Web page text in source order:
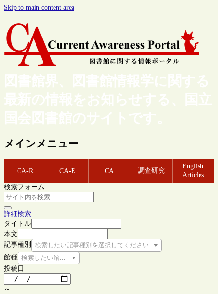
Skip to main content area
図書館界、図書館情報学に関する
最新の情報をお知らせする、国立
国会図書館のサイトです。
メインメニュー
CA-R CA-E CA 調査研究
English
Articles
検索フォーム
詳細検索
タイトル
本文
記事種別
検索したい記事種別を選択してください
館種 検索したい館種を選択してください
投稿日
～